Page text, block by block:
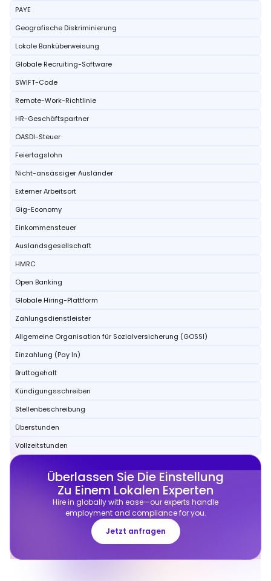
PAYE
Geografische Diskriminierung
Lokale Banküberweisung
Globale Recruiting-Software
SWIFT-Code
Remote-Work-Richtlinie
HR-Geschäftspartner
OASDI-Steuer
Feiertagslohn
Nicht-ansässiger Ausländer
Externer Arbeitsort
Gig-Economy
Einkommensteuer
Auslandsgesellschaft
HMRC
Open Banking
Globale Hiring-Plattform
Zahlungsdienstleister
Allgemeine Organisation für Sozialversicherung (GOSSI)
Einzahlung (Pay In)
Bruttogehalt
Kündigungsschreiben
Stellenbeschreibung
Überstunden
Vollzeitstunden
Überlassen Sie Die Einstellung
Zu Einem Lokalen Experten
Hire in globally with ease—our experts handle
employment and compliance for you.
Jetzt anfragen